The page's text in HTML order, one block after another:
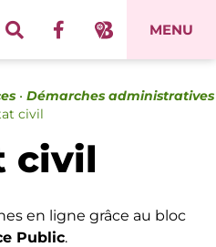
MENU
• Démarches administratives
civil
civil
en ligne grâce au bloc
Public.